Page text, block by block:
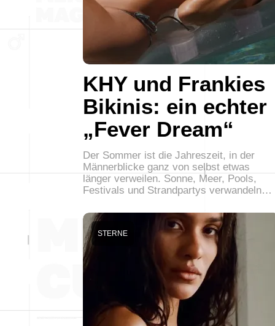
KHY und Frankies
Bikinis: ein echter
„Fever Dream“
Der Sommer ist die Jahreszeit, in der
Männerblicke ganz von selbst etwas
länger verweilen. Sonne, Meer, Pools,
Festivals und Strandpartys verwandeln…
STERNE